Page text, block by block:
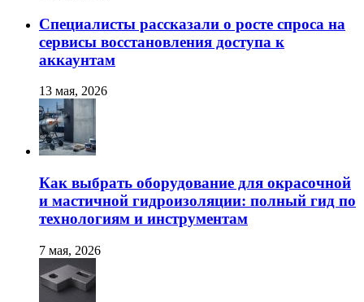
Специалисты рассказали о росте спроса на
сервисы восстановления доступа к
аккаунтам
13 мая, 2026
Как выбрать оборудование для окрасочной
и мастичной гидроизоляции: полный гид по
технологиям и инструментам
7 мая, 2026